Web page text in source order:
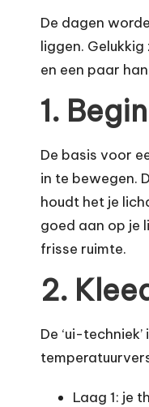
De dagen
liggen.
en een paar
1.
De basis voor
in te bewegen.
houdt het je
goed aan op je
frisse ruimte.
2.
De ‘ui-
Laag 1: je